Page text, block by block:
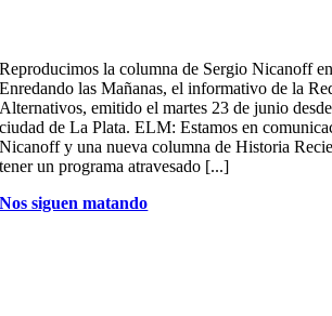
Reproducimos la columna de Sergio Nicanoff
Enredando las Mañanas, el informativo de la
Alternativos, emitido el martes 23 de junio
ciudad de La Plata. ELM: Estamos en
Nicanoff y una nueva columna de Historia
tener un programa atravesado [...]
Nos siguen matando